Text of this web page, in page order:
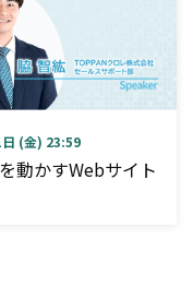
(金) 23:59
動かすWebサイト